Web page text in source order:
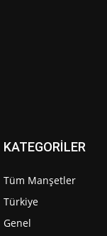
KATEGORİLER
Tüm Manşetler
Türkiye
Genel